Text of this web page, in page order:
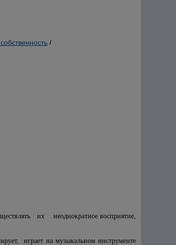
/
их неоднократное восприятие,
играет на музыкальном инструменте